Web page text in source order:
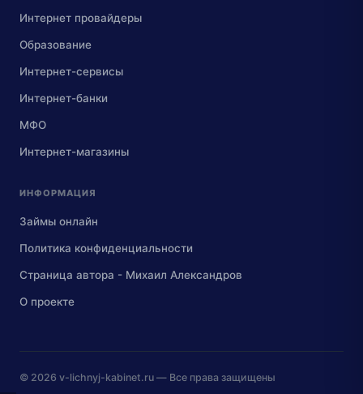
Интернет провайдеры
Образование
Интернет-сервисы
Интернет-банки
МФО
Интернет-магазины
ИНФОРМАЦИЯ
Займы онлайн
Политика конфиденциальности
Страница автора - Михаил Александров
О проекте
© 2026 v-lichnyj-kabinet.ru — Все права защищены